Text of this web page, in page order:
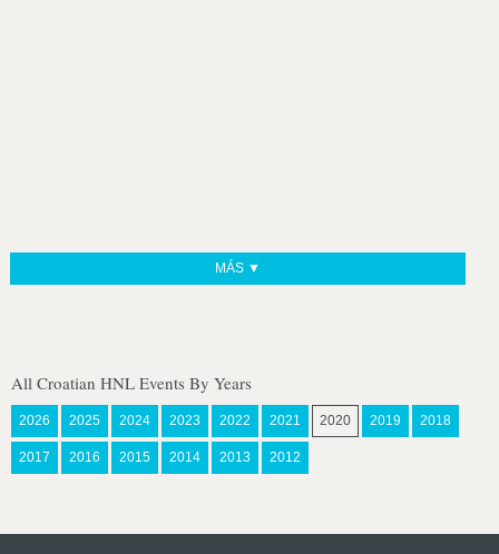
MÁS ▼
All Croatian HNL Events By Years
2026 2025 2024 2023 2022 2021 2020 2019 2018
2017 2016 2015 2014 2013 2012